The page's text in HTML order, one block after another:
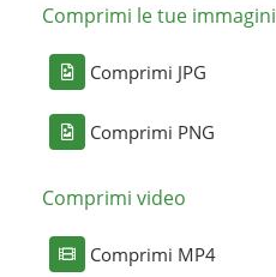
Comprimi le tue immagini
Comprimi JPG
Comprimi PNG
Comprimi video
Comprimi MP4